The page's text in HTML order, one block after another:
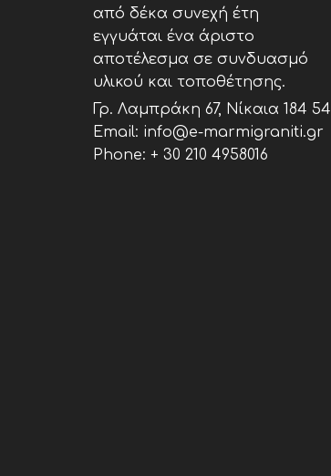
από δέκα συνεχή έτη
εγγυάται ένα άριστο
αποτέλεσμα σε συνδυασμό
υλικού και τοποθέτησης.
Γρ. Λαμπράκη 67, Νίκαια 184 54
Email: info@e-marmigraniti.gr
Phone: + 30 210 4958016